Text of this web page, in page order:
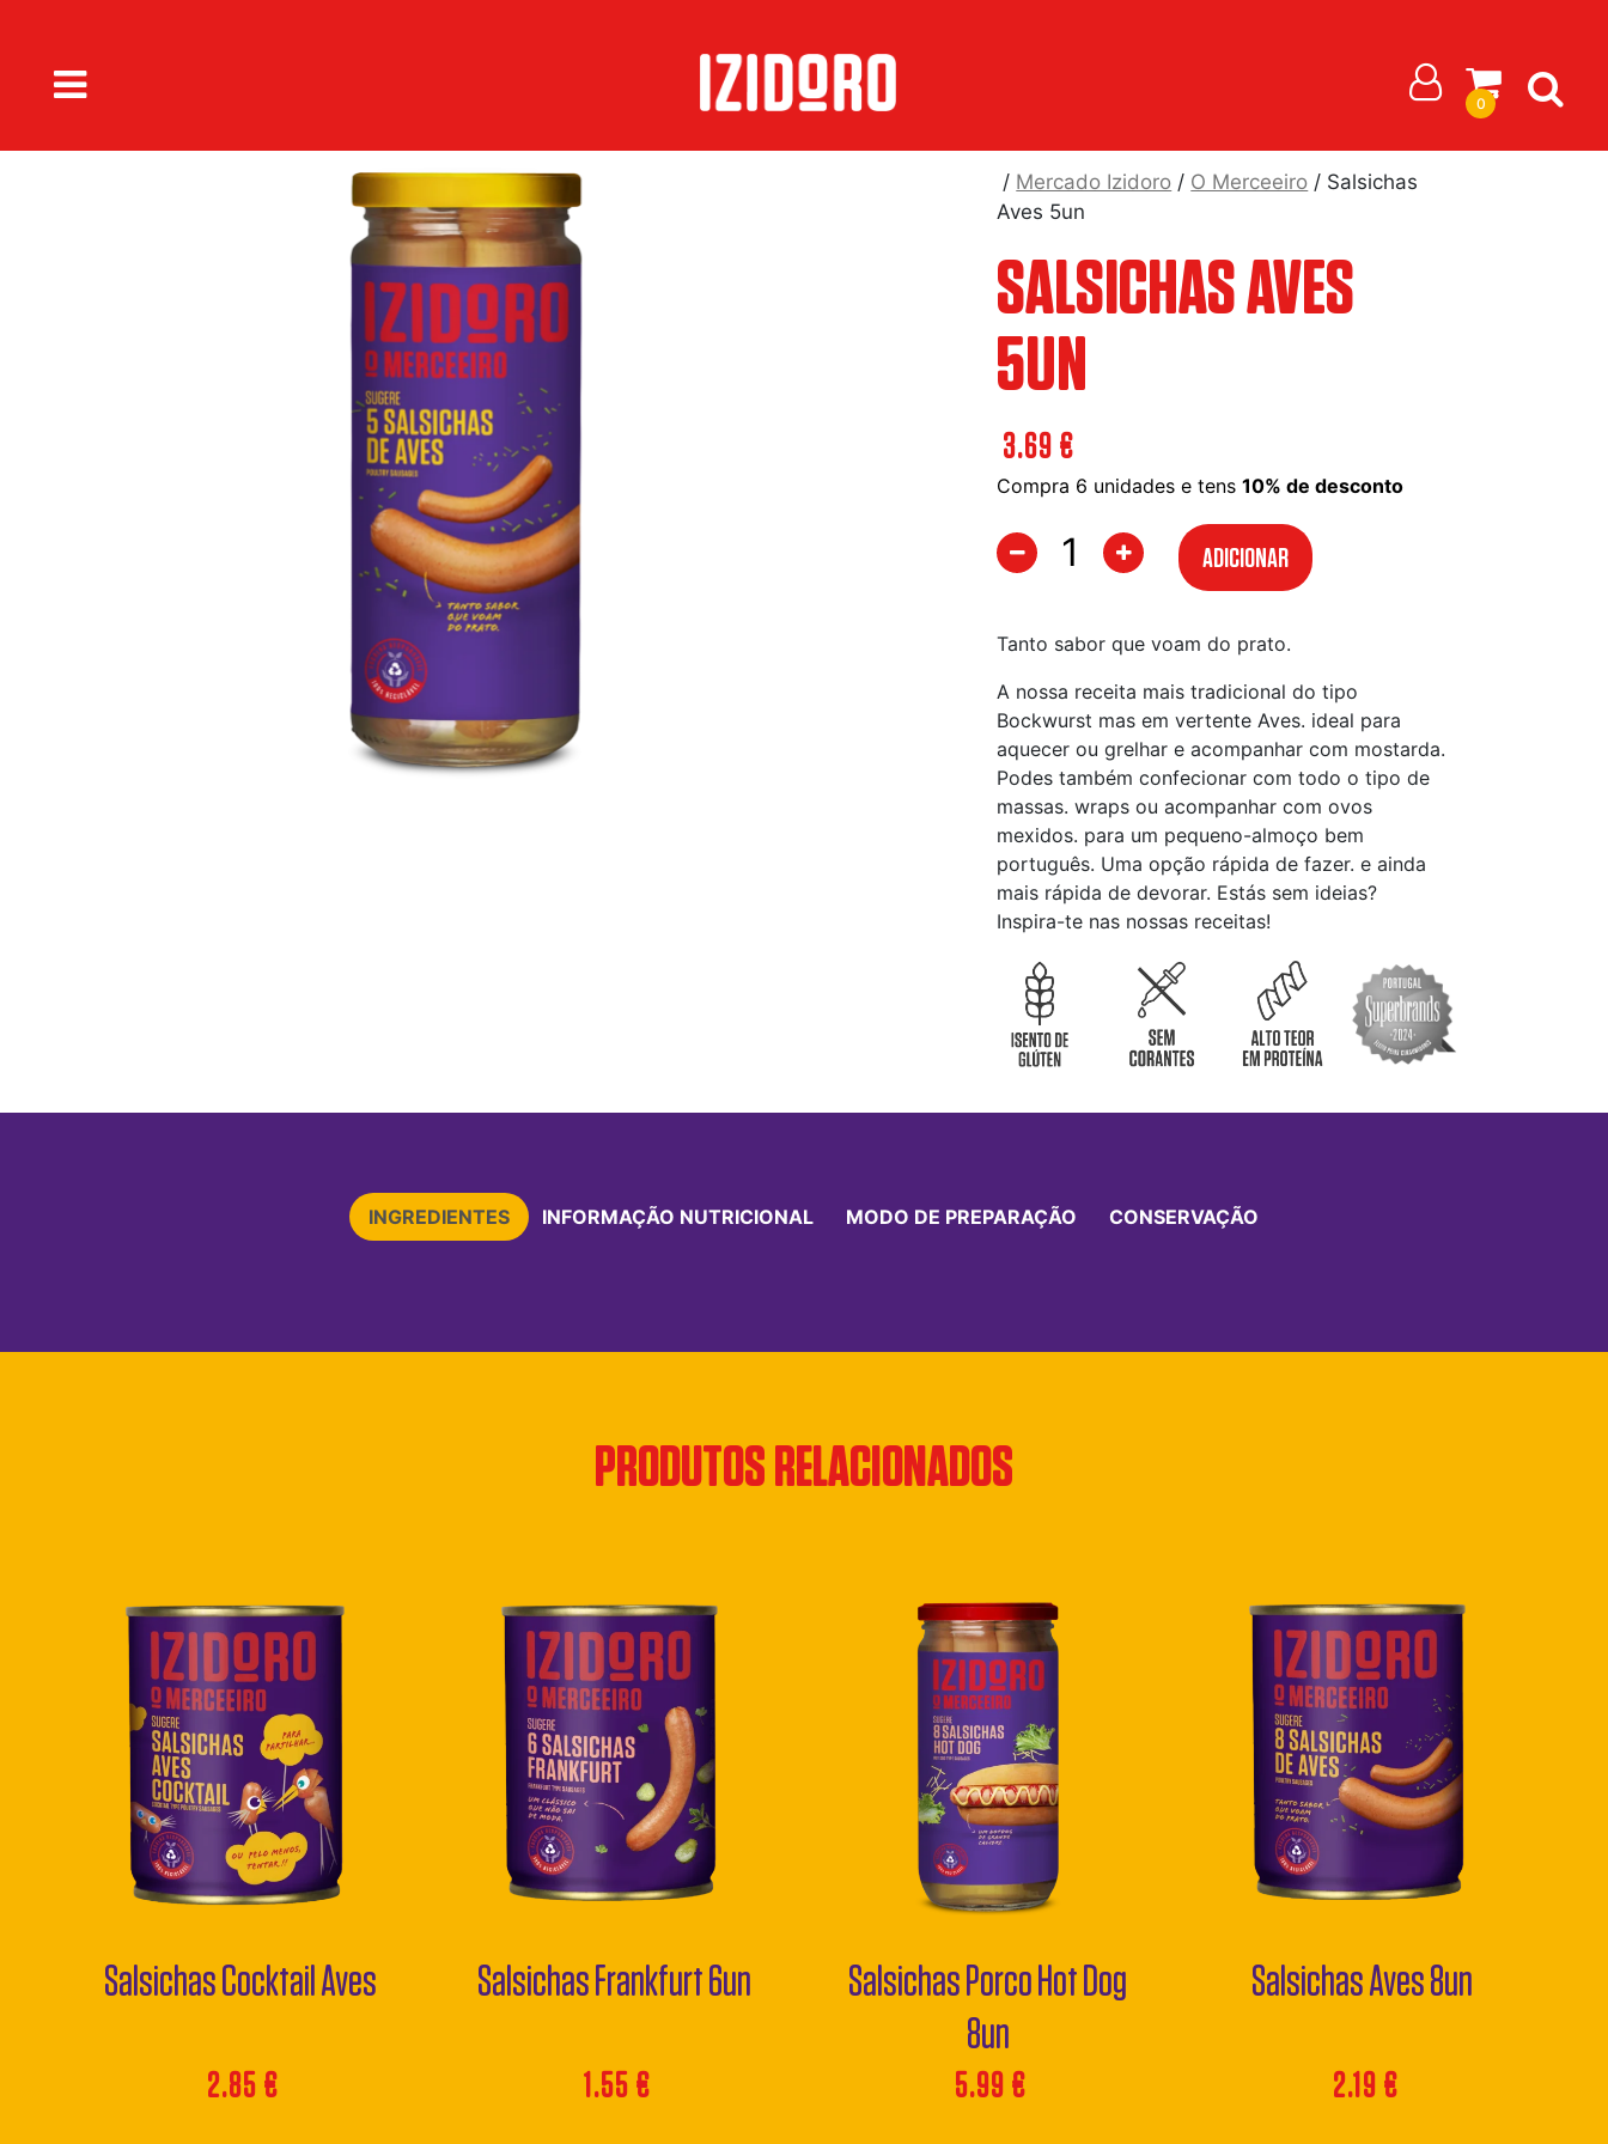
0
/ Mercado Izidoro / O Merceeiro / Salsichas
Aves 5un
SALSICHAS AVES
5UN
3.69 €
Compra 6 unidades e tens10% de desconto
ADICIONAR
Tanto sabor que voam do prato.
A nossa receita mais tradicional do tipo
Bockwurst mas em vertente Aves. ideal para
aquecer ou grelhar e acompanhar com mostarda.
Podes também confecionar com todo o tipo de
massas. wraps ou acompanhar com ovos
mexidos. para um pequeno-almoço bem
português. Uma opção rápida de fazer. e ainda
mais rápida de devorar. Estás sem ideias?
Inspira-te nas nossas receitas!
INGREDIENTES INFORMAÇÃO NUTRICIONAL MODO DE PREPARAÇÃO CONSERVAÇÃO
PRODUTOS RELACIONADOS
Salsichas Cocktail Aves
2.85 €
Salsichas Frankfurt 6un
1.55 €
Salsichas Porco Hot Dog
8un
5.99 €
Salsichas Aves 8un
2.19 €